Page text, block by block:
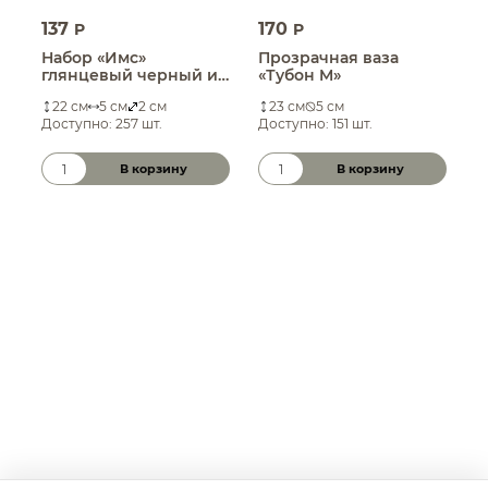
137 P
Набор «Имс»
глянцевый черный из
22 см 5 см
2 см
Доступно: 257 шт.
Количество товара
В корзину
170 P
Прозрачная ваза
«Тубон M»
23 см
5 см
Доступно: 151 шт.
Количество товара
В корзину